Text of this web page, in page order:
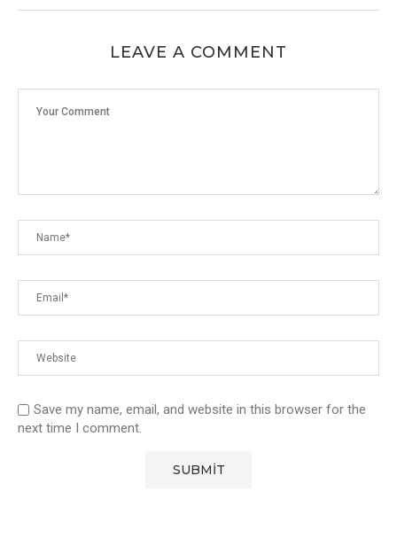
LEAVE A COMMENT
Save my name, email, and website in this browser for the
next time I comment.